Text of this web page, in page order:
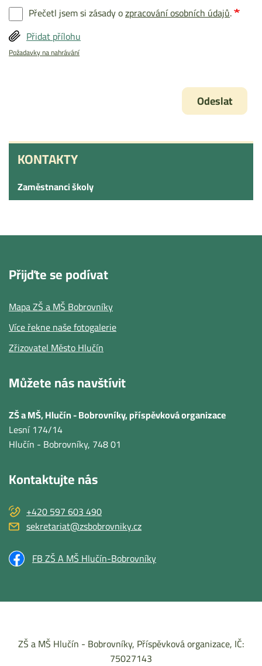
KONTAKTY
KONTAKTY
Zaměstnanci školy
Přečetl jsem si zásady ozpracování osobních údajů.
Přidat přílohu
Požadavky na nahrávání
Odeslat
Přijďte se podívat
Mapa ZŠ a MŠ Bobrovníky
Více řekne naše fotogalerie
Zřizovatel Město Hlučín
Můžete nás navštívit
ZŠ a MŠ, Hlučín - Bobrovníky, příspěvková organizace
Lesní 174/14
Hlučín - Bobrovníky, 748 01
Kontaktujte nás
+420 597 603 490
sekretariat@zsbobrovniky.cz
FB ZŠ A MŠ Hlučín-Bobrovníky
ZŠ a MŠ Hlučín - Bobrovníky, Příspěvková organizace, IČ:
75027143